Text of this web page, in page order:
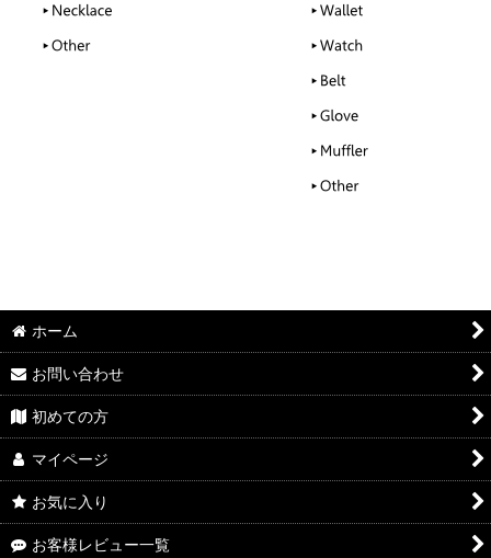
ホーム
お問い合わせ
初めての方
マイページ
お気に入り
お客様レビュー一覧